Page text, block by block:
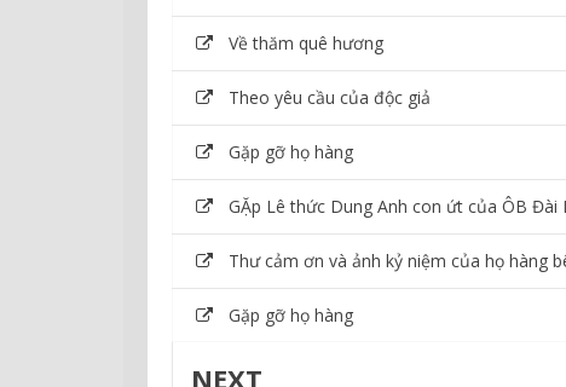
Về thăm quê hương
Theo yêu cầu của độc giả
Gặp gỡ họ hàng
GẶp Lê thức Dung Anh con ứt của ÔB Đài
Thư cảm ơn và ảnh kỷ niệm của họ hàng
Gặp gỡ họ hàng
NEXT